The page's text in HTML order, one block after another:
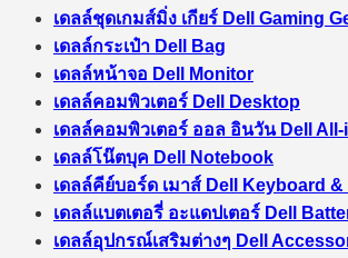
เดลล์ชุดเกมส์มิ่ง เกียร์ Dell Gaming
เดลล์กระเป๋า Dell Bag
เดลล์หน้าจอ Dell Monitor
เดลล์คอมพิวเตอร์ Dell Desktop
เดลล์คอมพิวเตอร์ ออล อินวัน Dell
เดลล์โน๊ตบุค Dell Notebook
เดลล์คีย์บอร์ด เมาส์ Dell Keyboard &
เดลล์แบตเตอรี่ อะแดปเตอร์ Dell
เดลล์อุปกรณ์เสริมต่างๆ Dell